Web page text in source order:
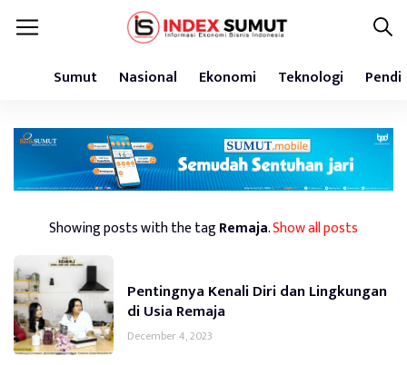
Sumut Nasional Ekonomi Teknologi
Showing posts with the tagRemaja.Show all posts
Pentingnya Kenali Diri dan Lingkungan
di Usia Remaja
December 4, 2023